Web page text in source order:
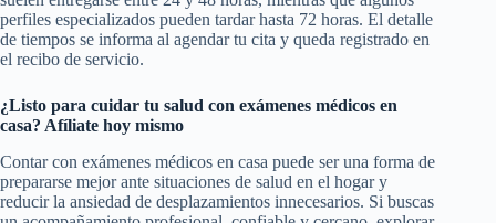
perfiles especializados pueden tardar hasta 72 horas. El detalle
de tiempos se informa al agendar tu cita y queda registrado en
el recibo de servicio.
¿Listo para cuidar tu salud con exámenes médicos en
casa? Afíliate hoy mismo
Contar con exámenes médicos en casa puede ser una forma de
prepararse mejor ante situaciones de salud en el hogar y
reducir la ansiedad de desplazamientos innecesarios. Si buscas